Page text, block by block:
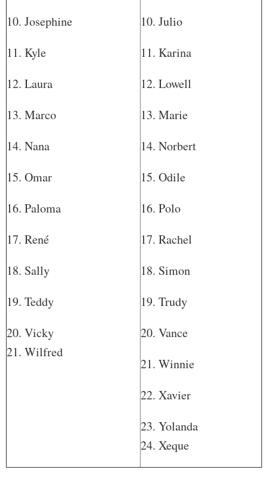
10. Josephine
11. Kyle
12. Laura
13. Marco
14. Nana
15. Omar
16. Paloma
17. René
18. Sally
19. Teddy
20. Vicky
21. Wilfred
10. Julio
11. Karina
12. Lowell
13. Marie
14. Norbert
15. Odile
16. Polo
17. Rachel
18. Simon
19. Trudy
20. Vance
21. Winnie
22. Xavier
23. Yolanda
24. Xeque